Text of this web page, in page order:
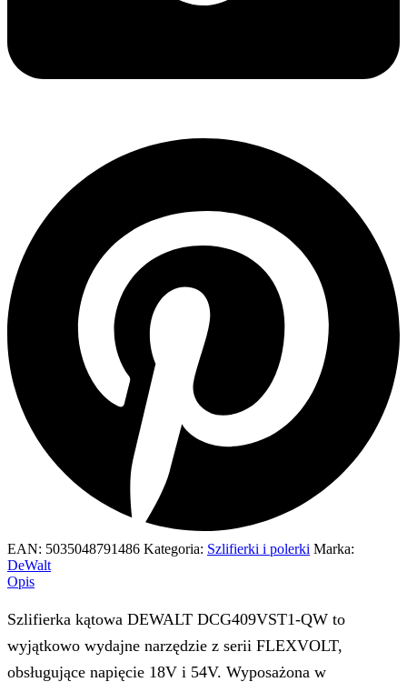
EAN: 5035048791486 Kategoria: Szlifierki i polerki Marka:
DeWalt
Opis
Szlifierka kątowa DEWALT DCG409VST1-QW to
wyjątkowo wydajne narzędzie z serii FLEXVOLT,
obsługujące napięcie 18V i 54V. Wyposażona w